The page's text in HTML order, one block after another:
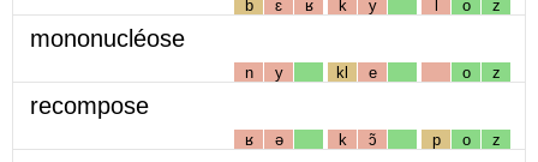
b ɛ ʁ k y l o z
mononucléose
n y kl e o z
recompose
ʁ ə k ɔ̃ p o z